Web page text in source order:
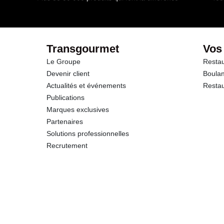
dont Sucres
Fibres
Protéines
Transgourmet
Le Groupe
Devenir client
Actualités et événements
Publications
Marques exclusives
Partenaires
Solutions professionnelles
Recrutement